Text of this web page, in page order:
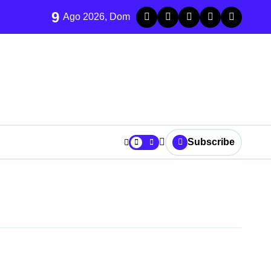
9 Ago 2026, Dom
Subscribe